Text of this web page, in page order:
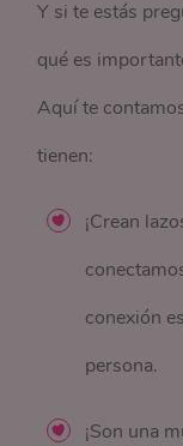
Y si te estás
qué es
Aquí te
tienen:
¡Crean
conexión
persona.
¡Son una